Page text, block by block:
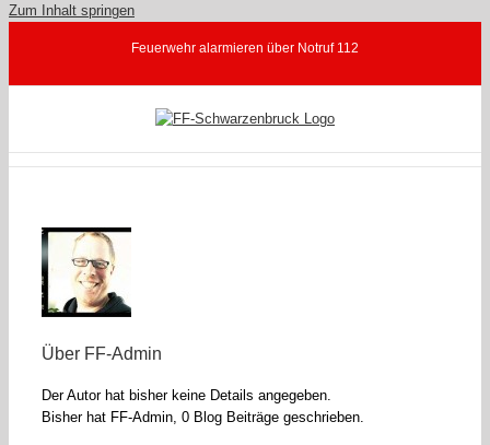
Zum Inhalt springen
Feuerwehr alarmieren über Notruf 112
Über FF-Admin
Der Autor hat bisher keine Details angegeben.
Bisher hat FF-Admin, 0 Blog Beiträge geschrieben.